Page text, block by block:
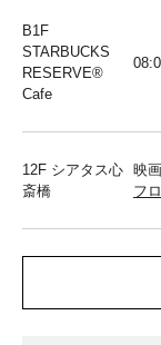
B1F
STARBUCKS
RESERVE®︎
Cafe
12F シアタス心
斎橋
映
フ